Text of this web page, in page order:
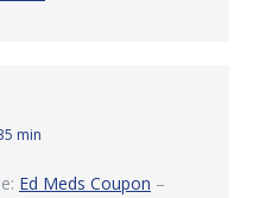
min
Ed Meds Coupon –